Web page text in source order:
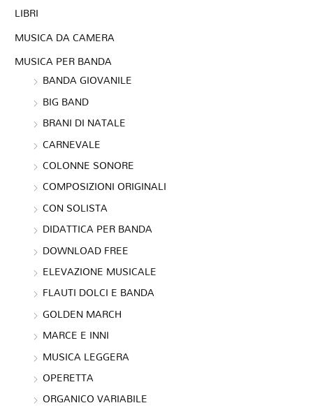
LIBRI
MUSICA DA CAMERA
MUSICA PER BANDA
BANDA GIOVANILE
BIG BAND
BRANI DI NATALE
CARNEVALE
COLONNE SONORE
COMPOSIZIONI ORIGINALI
CON SOLISTA
DIDATTICA PER BANDA
DOWNLOAD FREE
ELEVAZIONE MUSICALE
FLAUTI DOLCI E BANDA
GOLDEN MARCH
MARCE E INNI
MUSICA LEGGERA
OPERETTA
ORGANICO VARIABILE